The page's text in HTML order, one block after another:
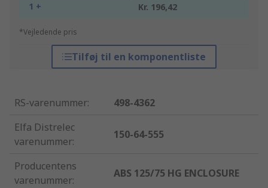
1 + Kr. 196,42
*Vejledende pris
Tilføj til en komponentliste
RS-varenummer:
498-4362
Elfa Distrelec
varenummer:
150-64-555
Producentens
varenummer:
ABS 125/75 HG ENCLOSURE